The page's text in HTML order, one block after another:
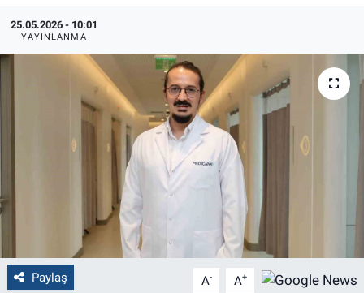
25.05.2026 - 10:01
YAYINLANMA
Paylaş A- A+
Genel
Çevre
Yerel
Bilim ve Teknoloji